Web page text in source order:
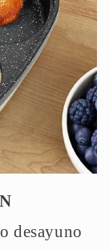
desayuno